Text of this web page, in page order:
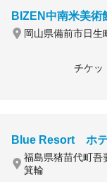
BIZEN中南米美術
岡山県備前市日
チケッ
Blue Resort ホテ
福島県猪苗代町
箕輪